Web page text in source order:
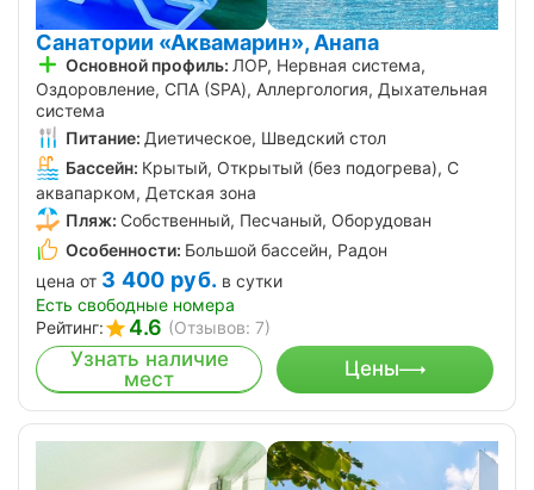
Санатории «Аквамарин», Анапа
Основной профиль: ЛОР, Нервная система,
Оздоровление, СПА (SPA), Аллергология, Дыхательная
система
Питание: Диетическое, Шведский стол
Бассейн: Крытый, Открытый (без подогрева), С
аквапарком, Детская зона
Пляж: Собственный, Песчаный, Оборудован
Особенности: Большой бассейн, Радон
цена от 3 400 руб. в сутки
Есть свободные номера
Рейтинг:
4.6 (Отзывов: 7)
Узнать наличие
мест
Цены